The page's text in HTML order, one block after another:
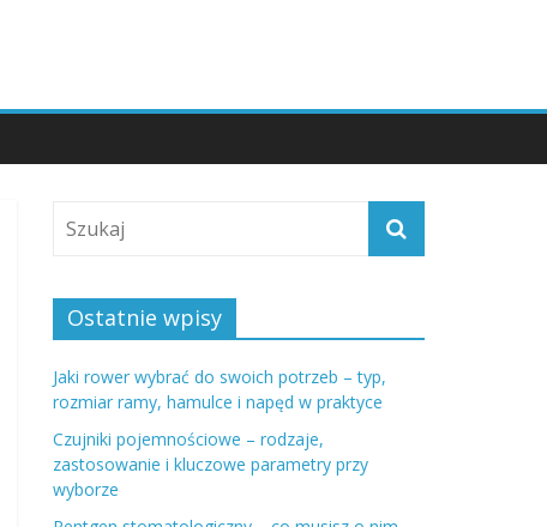
Ostatnie wpisy
Jaki rower wybrać do swoich potrzeb – typ,
rozmiar ramy, hamulce i napęd w praktyce
Czujniki pojemnościowe – rodzaje,
zastosowanie i kluczowe parametry przy
wyborze